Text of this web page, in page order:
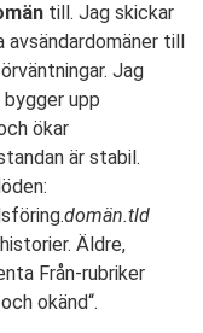
till. Jag skickar
avsändardomäner till
Jag
upp
ökar
är stabil.
domän.tld
Äldre,
Från-rubriker
okänd“.